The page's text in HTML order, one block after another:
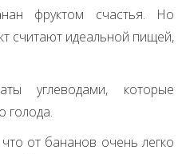
фруктом счастья. Но
считают идеальной пищей,
углеводами, которые
голода.
от бананов очень легко